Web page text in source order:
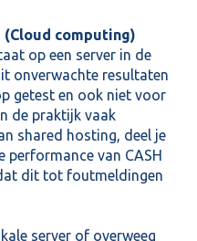
computing)
op een server in de
onverwachte resultaten
getest en ook niet voor
de praktijk vaak
shared hosting, deel je
performance van CASH
dit tot foutmeldingen
server of overweeg